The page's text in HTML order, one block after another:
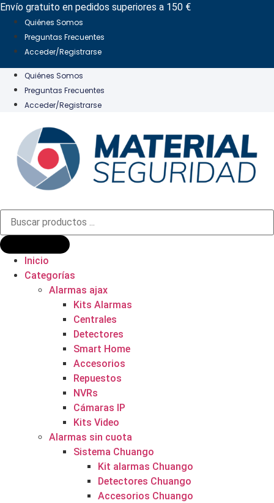
Ir
contenido
Envío gratuito en pedidos superiores a 150 €
Quiénes Somos
Preguntas Frecuentes
Acceder/Registrarse
Quiénes Somos
Preguntas Frecuentes
Acceder/Registrarse
Búsqueda
productos
Inicio
Categorías
Alarmas ajax
Kits Alarmas
Centrales
Detectores
Smart Home
Accesorios
Repuestos
NVRs
Cámaras IP
Kits Video
Alarmas sin cuota
Sistema Chuango
Kit alarmas Chuango
Detectores Chuango
Accesorios Chuango